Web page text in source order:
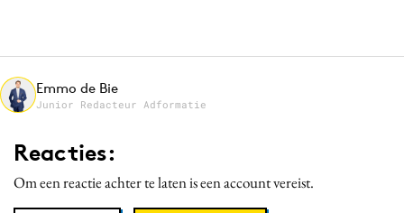
Martech
Media
Merkstrategie
Emmo de Bie
Junior Redacteur Adformatie
Reacties:
Om een reactie achter te laten is een account vereist.